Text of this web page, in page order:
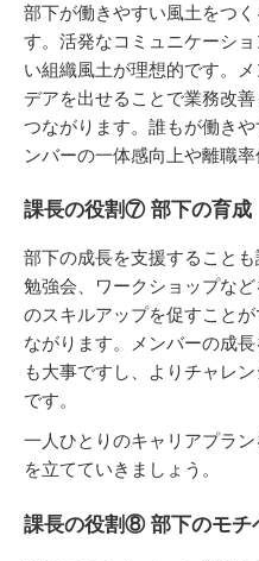
部下が働きやすい風土をつ
す。活発なコミュニケーシ
い組織風土が理想的です。
デアを出せることで業務改
つながります。誰もが働き
ンバーの一体感向上や離職
課長の役割⑦ 部下の育成
部下の成長を支援すること
勉強会、ワークショップな
のスキルアップを促すこと
ながります。メンバーの成
も大事ですし、よりチャレ
です。
一人ひとりのキャリアプラ
を立てていきましょう。
課長の役割⑧ 部下のモチ